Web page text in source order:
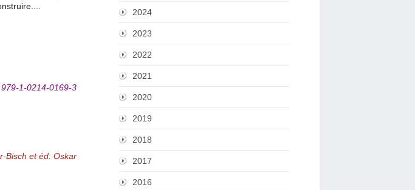
1-0214-0169-3
Bisch et éd. Oskar
2024
2023
2022
2021
2020
2019
2018
2017
2016